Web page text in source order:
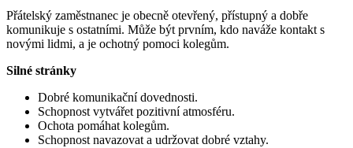
Přátelský zaměstnanec je obecně otevřený, přístupný a dobře
komunikuje s ostatními. Může být prvním, kdo naváže kontakt s
novými lidmi, a je ochotný pomoci kolegům.
Silné stránky
Dobré komunikační dovednosti.
Schopnost vytvářet pozitivní atmosféru.
Ochota pomáhat kolegům.
Schopnost navazovat a udržovat dobré vztahy.